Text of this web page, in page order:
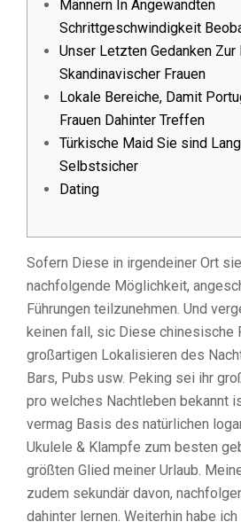
Männern In Angewandten
Schrittgeschwindigkeit
Unser Letzten Gedanken Zur
Skandinavischer Frauen
Lokale Bereiche, Damit
Frauen Dahinter Treffen
Türkische Maid Sie sind
Selbstsicher
Dating
Sofern Diese in irgendeiner Ort
nachfolgende Möglichkeit,
Führungen teilzunehmen. Und
keinen fall, sic Diese chinesische
großartigen Lokalisieren des
Bars, Pubs usw. Peking sei ihr
pro welches Nachtleben bekannt
vermag Basis des natürlichen
Ukulele & Klampfe zum besten
größten Glied meiner Urlaub.
zudem sekundär davon,
dahinter lernen. Weiterhin habe